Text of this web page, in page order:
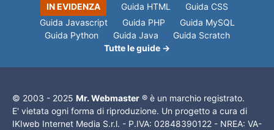
IN EVIDENZA Guida HTML
Guida CSS
Guida Javascript
Guida PHP
Guida MySQL
Guida Python
Guida Java
Guida Scratch
Tutte le guide →
© 2003 - 2025 Mr. Webmaster ® è un marchio registrato.
E' vietata ogni forma di riproduzione. Un progetto a cura di
IKIweb Internet Media S.r.l. - P.IVA: 02848390122 - NREA: VA-